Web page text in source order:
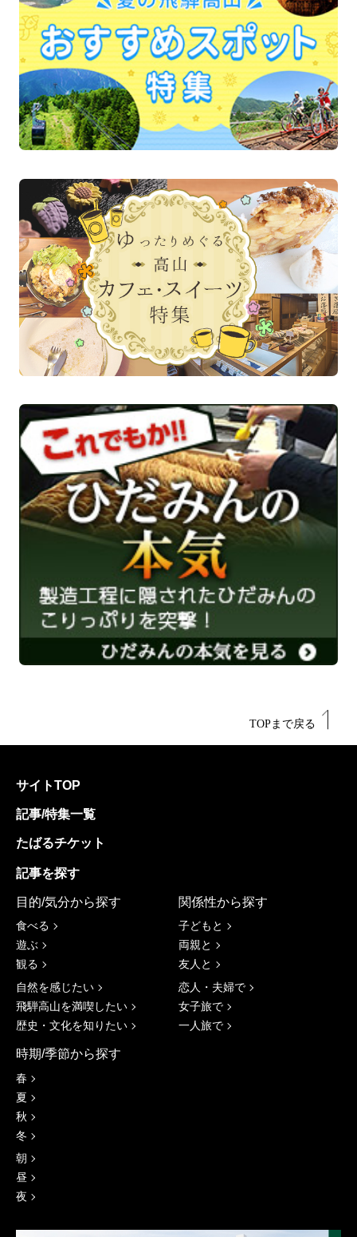
TOPまで戻る
サイトTOP
記事/特集一覧
たばるチケット
記事を探す
目的/気分から探す
食べる
遊ぶ
観る
自然を感じたい
飛騨高山を満喫したい
歴史・文化を知りたい
関係性から探す
子どもと
両親と
友人と
恋人・夫婦で
女子旅で
一人旅で
時期/季節から探す
春
夏
秋
冬
朝
昼
夜